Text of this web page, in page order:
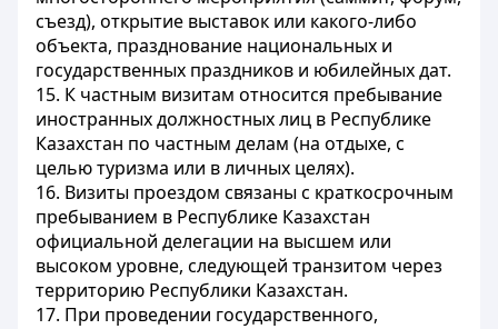
съезд), открытие выставок или какого-либо
объекта, празднование национальных и
государственных праздников и юбилейных дат.
15. К частным визитам относится пребывание
иностранных должностных лиц в Республике
Казахстан по частным делам (на отдыхе, с
целью туризма или в личных целях).
16. Визиты проездом связаны с краткосрочным
пребыванием в Республике Казахстан
официальной делегации на высшем или
высоком уровне, следующей транзитом через
территорию Республики Казахстан.
17. При проведении государственного,